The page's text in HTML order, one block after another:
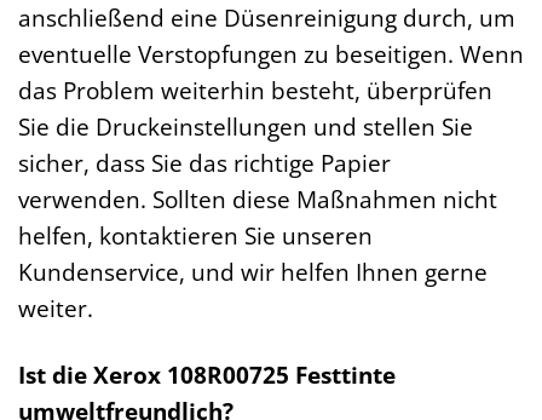
anschließend eine Düsenreinigung durch, um
eventuelle Verstopfungen zu beseitigen. Wenn
das Problem weiterhin besteht, überprüfen
Sie die Druckeinstellungen und stellen Sie
sicher, dass Sie das richtige Papier
verwenden. Sollten diese Maßnahmen nicht
helfen, kontaktieren Sie unseren
Kundenservice, und wir helfen Ihnen gerne
weiter.
Ist die Xerox 108R00725 Festtinte
umweltfreundlich?